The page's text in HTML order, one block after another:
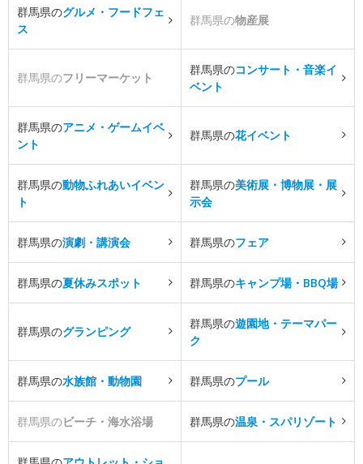
群馬県のグルメ・フードフェ
ス
群馬県の物産展
群馬県のフリーマーケット
群馬県のコンサート・音楽イ
ベント
群馬県のアニメ・ゲームイベ
ント
群馬県の花イベント
群馬県の動物ふれあいイベン
ト
群馬県の美術展・博物展・展
示会
群馬県の演劇・講演会 群馬県のフェア
群馬県の夏休みスポット 群馬県のキャンプ場・BBQ場
群馬県のグランピング
群馬県の遊園地・テーマパー
ク
群馬県の水族館・動物園 群馬県のプール
群馬県のビーチ・海水浴場 群馬県の温泉・スパリゾート